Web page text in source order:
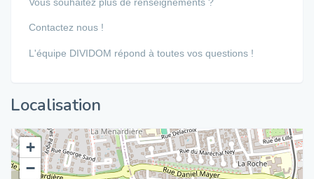
Contactez nous !
L'équipe DIVIDOM répond à toutes vos questions !
Localisation
+
−